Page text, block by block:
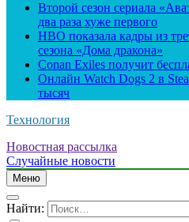
Второй сезон сериала
два раза хуже первого
HBO показала кадры из
сезона «Дома дракона»
Conan Exiles получит
Онлайн Watch Dogs 2 в
тысяч
Технология
Новостная рассылка
Случайные новости
Меню
Найти: